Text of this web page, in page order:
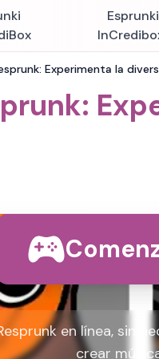
Esprunki
Experimenta la
en línea, sin
crear